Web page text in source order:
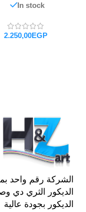
In stock
EGP
الشركة رقم واحد
الديكور الثري دي
الديكور بجودة عالية